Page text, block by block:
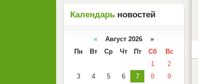
Календарь новостей
« Август 2026 »
Пн
Вт Ср Чт Пт Сб
Вс
1
2
3
4 5 6 7 8
9